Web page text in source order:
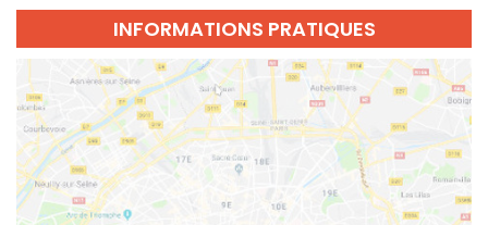
INFORMATIONS PRATIQUES